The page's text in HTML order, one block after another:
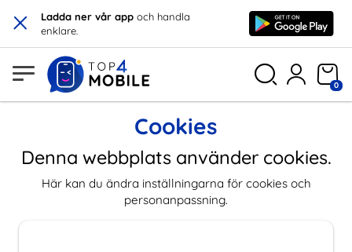
× Ladda ner vår app och handla
enklare.
0
Cookies
Denna webbplats använder cookies.
Här kan du ändra inställningarna för cookies och
personanpassning.